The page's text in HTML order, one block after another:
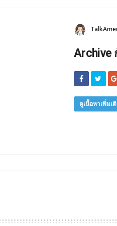
Archive
ดูเนื้อหาเพิ่มเ